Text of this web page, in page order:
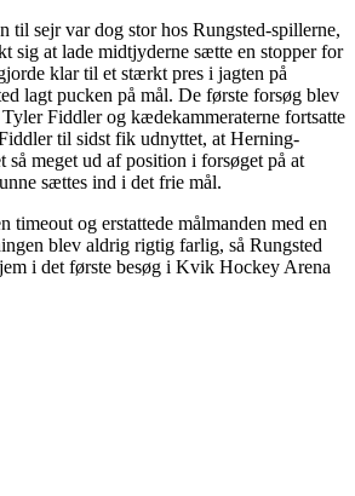
til sejr var dog stor hos Rungsted-spillerne,
sig at lade midtjyderne sætte en stopper for
klar til et stærkt pres i jagten på
lagt pucken på mål. De første forsøg blev
Fiddler og kædekammeraterne fortsatte
til sidst fik udnyttet, at Herning-
så meget ud af position i forsøget på at
sættes ind i det frie mål.
timeout og erstattede målmanden med en
blev aldrig rigtig farlig, så Rungsted
i det første besøg i Kvik Hockey Arena